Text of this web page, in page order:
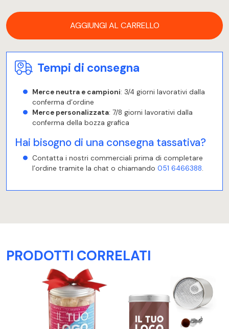
AGGIUNGI AL CARRELLO
Tempi di consegna
Merce neutra e campioni: 3/4 giorni lavorativi dalla
conferma d’ordine
Merce personalizzata: 7/8 giorni lavorativi dalla
conferma della bozza grafica
Hai bisogno di una consegna tassativa?
Contatta i nostri commerciali prima di completare
l’ordine tramite la chat o chiamando 051 6466388.
PRODOTTI CORRELATI